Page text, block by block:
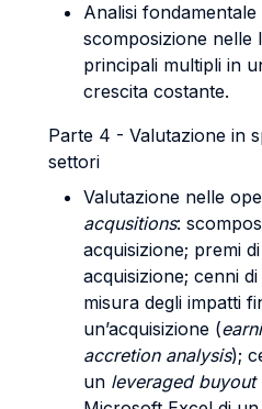
Analisi fondamentale
scomposizione nelle
principali multipli in
crescita costante.
Parte 4 - Valutazione in
settori
Valutazione nelle
acqusitions:
acquisizione; premi
acquisizione; cenni
misura degli impatti
un’acquisizione (
accretion analysis);
un leveraged buyout